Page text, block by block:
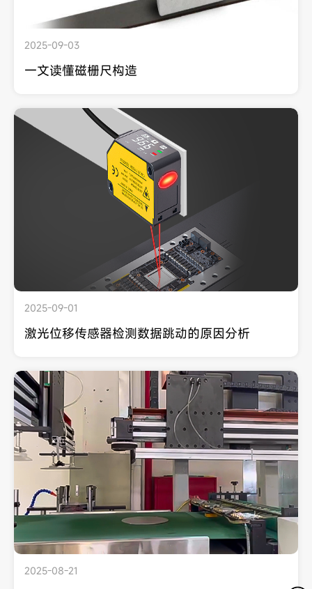
2025-09-03
一文读懂磁栅尺构造
2025-09-01
激光位移传感器检测数据跳动的原因分析
2025-08-21